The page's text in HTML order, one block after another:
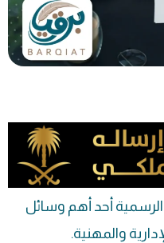
أحد أهم وسائل
والمهنية.